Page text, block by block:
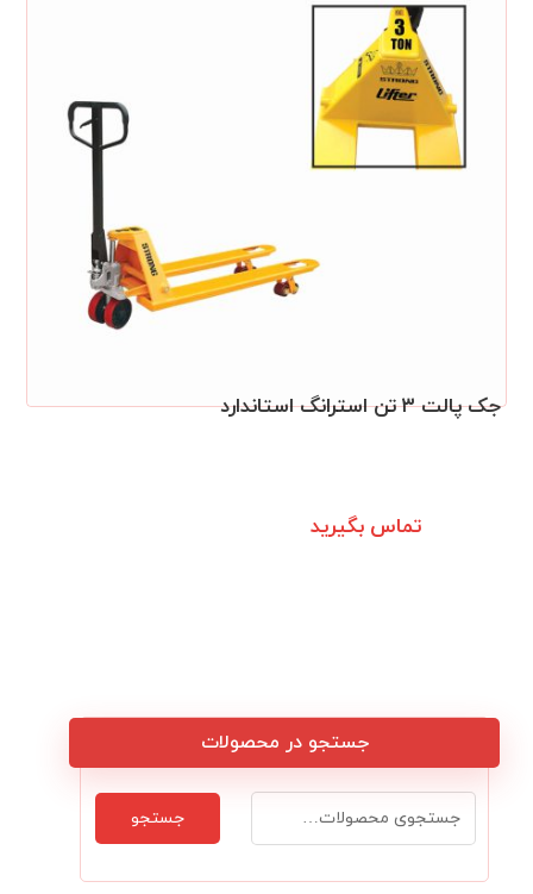
جک پالت ۳ تن استرانگ استاندارد
تماس بگیرید
جستجو در محصولات
جستجو